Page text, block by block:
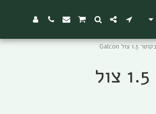
ברז חשמלי "AC 1.5 גלקון - ברז חשמלי 24V בקוטר 1.5 צול